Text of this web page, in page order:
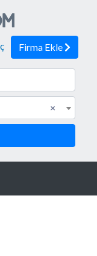
Firma Ekle
×